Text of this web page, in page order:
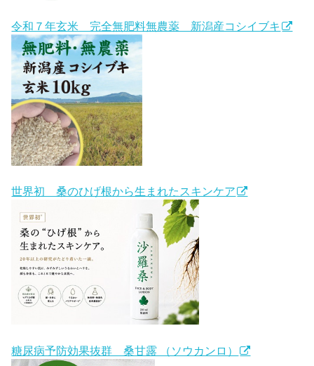
令和７年玄米 完全無肥料無農薬 新潟産コシイブキ
世界初 桑のひげ根から生まれたスキンケア
糖尿病予防効果抜群 桑甘露 （ソウカンロ）